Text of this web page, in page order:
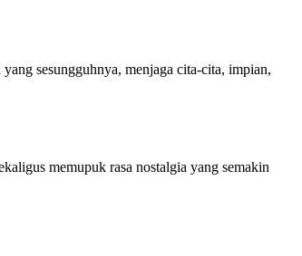
sesungguhnya, menjaga cita-cita, impian,
memupuk rasa nostalgia yang semakin